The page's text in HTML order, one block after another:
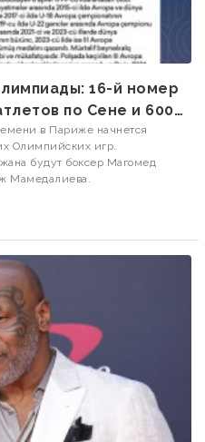
16-й номер
по Сене и 600
в Париже начнется
Олимпийских игр.
будут боксер Магомед
Мамедалиева.